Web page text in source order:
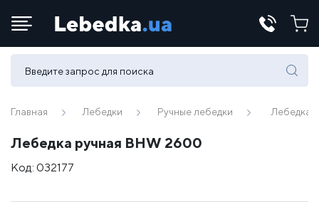
Телефоны:
(067) 430 82-15
Главная Лебедки Ручные лебедки Лебедка
Лебедка ручная BHW 2600
Код: 032177